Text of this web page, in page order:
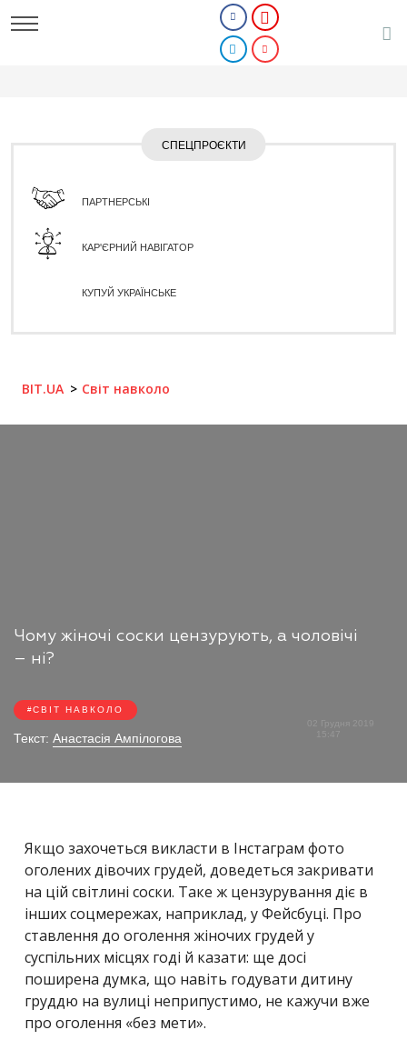
СПЕЦПРОЄКТИ
ПАРТНЕРСЬКІ
КАР'ЄРНИЙ НАВІГАТОР
КУПУЙ УКРАЇНСЬКЕ
BIT.UA Світ навколо
Чому жіночі соски цензурують, а чоловічі
– ні?
СВІТ НАВКОЛО
Текст: Анастасія Ампілогова
02 Грудня 2019
15:47
Якщо захочеться викласти в Інстаграм фото
оголених дівочих грудей, доведеться закривати
на цій світлині соски. Таке ж цензурування діє в
інших соцмережах, наприклад, у Фейсбуці. Про
ставлення до оголення жіночих грудей у
суспільних місцях годі й казати: ще досі
поширена думка, що навіть годувати дитину
груддю на вулиці неприпустимо, не кажучи вже
про оголення «без мети».